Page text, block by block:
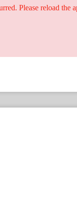
Please reload the